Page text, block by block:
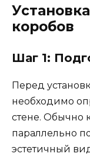
коробов
Шаг 1:
Перед
необходимо
стене. Обычно
параллельно
эстетичный